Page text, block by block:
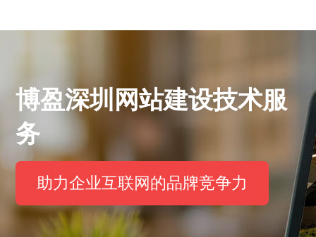
博盈深圳网站建设技术服
务
助力企业互联网的品牌竞争力